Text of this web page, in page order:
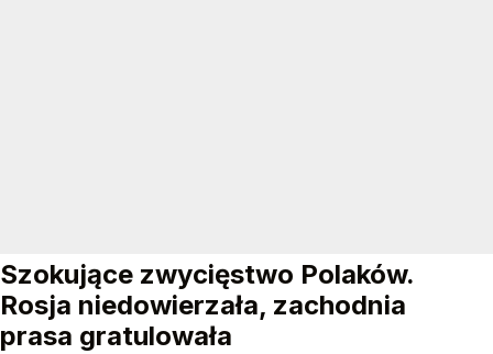
Szokujące zwycięstwo Polaków.
Rosja niedowierzała, zachodnia
prasa gratulowała